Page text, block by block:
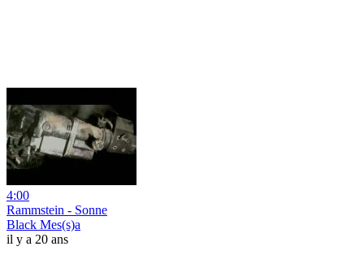
4:00
Rammstein - Sonne
Black Mes(s)a
il y a 20 ans